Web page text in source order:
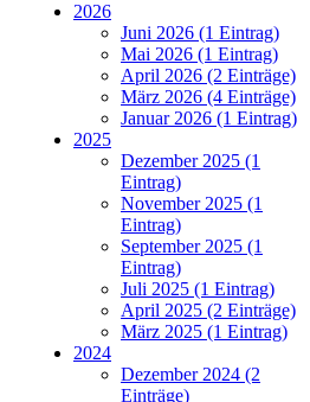
2026
Juni 2026 (1 Eintrag)
Mai 2026 (1 Eintrag)
April 2026 (2 Einträge)
März 2026 (4 Einträge)
Januar 2026 (1 Eintrag)
2025
Dezember 2025 (1
Eintrag)
November 2025 (1
Eintrag)
September 2025 (1
Eintrag)
Juli 2025 (1 Eintrag)
April 2025 (2 Einträge)
März 2025 (1 Eintrag)
2024
Dezember 2024 (2
Einträge)